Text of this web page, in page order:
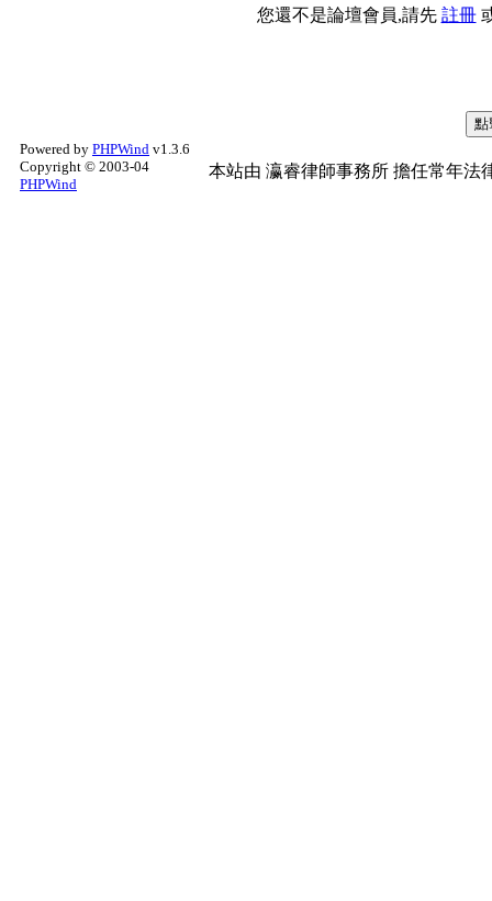
您還不是論壇會員,請先 註冊
Powered by PHPWind v1.3.6
Copyright © 2003-04
PHPWind
本站由 瀛睿律師事務所 擔任常年法